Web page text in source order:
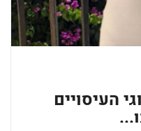
העיסויים